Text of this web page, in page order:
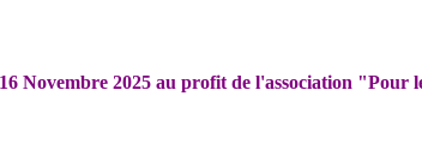
Novembre 2025 au profit de l'association "Pour